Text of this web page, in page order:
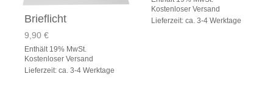
Brieflicht
9,90 €
Enthält 19% MwSt.
Kostenloser Versand
Lieferzeit: ca. 3-4 Werktage
Kostenloser Versand
Lieferzeit: ca. 3-4 Werktage